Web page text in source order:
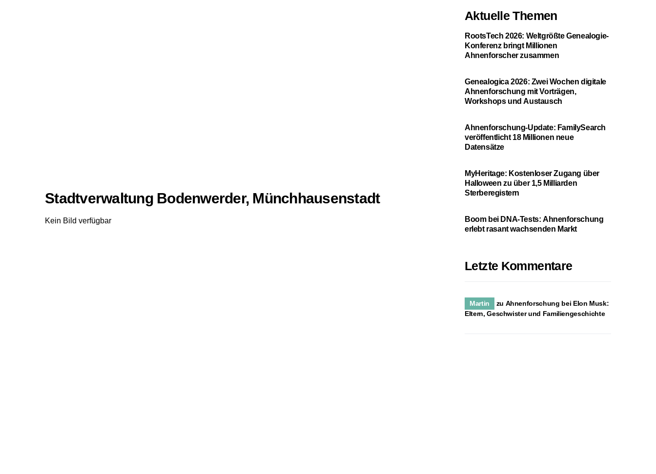
Stadtverwaltung Bodenwerder, Münchhausenstadt
Kein Bild verfügbar
Aktuelle Themen
RootsTech 2026: Weltgrößte Genealogie-
Konferenz bringt Millionen
Ahnenforscher zusammen
Genealogica 2026: Zwei Wochen digitale
Ahnenforschung mit Vorträgen,
Workshops und Austausch
Ahnenforschung-Update: FamilySearch
veröffentlicht 18 Millionen neue
Datensätze
MyHeritage: Kostenloser Zugang über
Halloween zu über 1,5 Milliarden
Sterberegistern
Boom bei DNA-Tests: Ahnenforschung
erlebt rasant wachsenden Markt
Letzte Kommentare
Martin zu Ahnenforschung bei Elon Musk:
Eltern, Geschwister und Familiengeschichte